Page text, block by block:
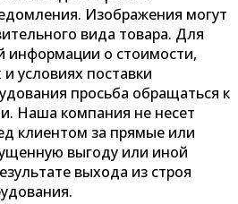
Изображения могут
вида товара. Для
информации о стоимости,
условиях поставки
просьба обращаться к
Наша компания не несет
клиентом за прямые или
выгоду или иной
выхода из строя